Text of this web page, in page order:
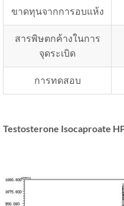
ขาดทุนจากการอบแห้ง
สารพิษตกค้างในการ
จุดระเบิด
การทดสอบ
Testosterone Isocaproate